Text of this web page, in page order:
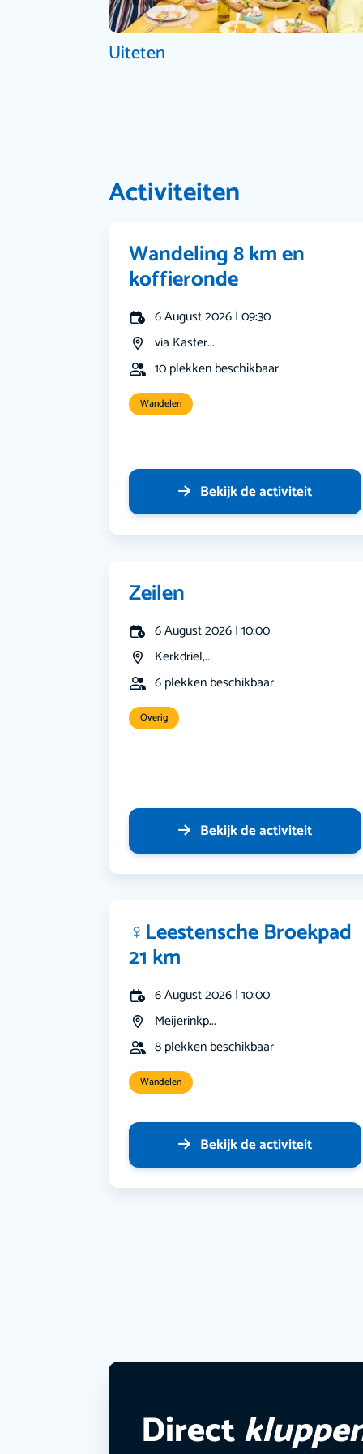
Uiteten
Activiteiten
Wandeling 8 km en
koffieronde
6 August 2026 | 09:30
via Kaster...
10 plekken beschikbaar
Wandelen
Bekijk de activiteit
Zeilen
6 August 2026 | 10:00
Kerkdriel,...
6 plekken beschikbaar
Overig
Bekijk de activiteit
‍♀️Leestensche Broekpad
21 km
6 August 2026 | 10:00
Meijerinkp...
8 plekken beschikbaar
Wandelen
Bekijk de activiteit
Direct